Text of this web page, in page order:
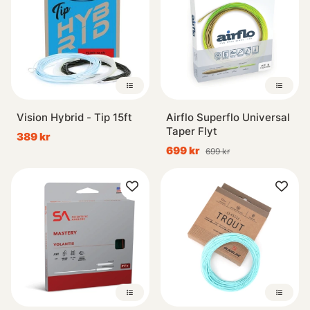
Vision Hybrid - Tip 15ft
389 kr
Airflo Superflo Universal
Taper Flyt
699 kr 699 kr